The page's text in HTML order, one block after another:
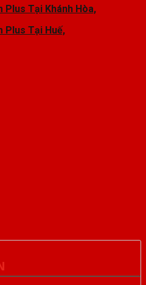
Plus Tại Khánh Hòa,
Plus Tại Huế,